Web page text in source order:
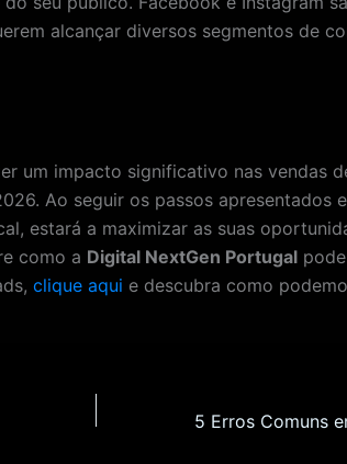
alcançar diversos segmentos de
um impacto significativo nas vendas
Ao seguir os passos apresentados
estará a maximizar as suas
como a Digital NextGen Portugal
clique aqui e descubra como